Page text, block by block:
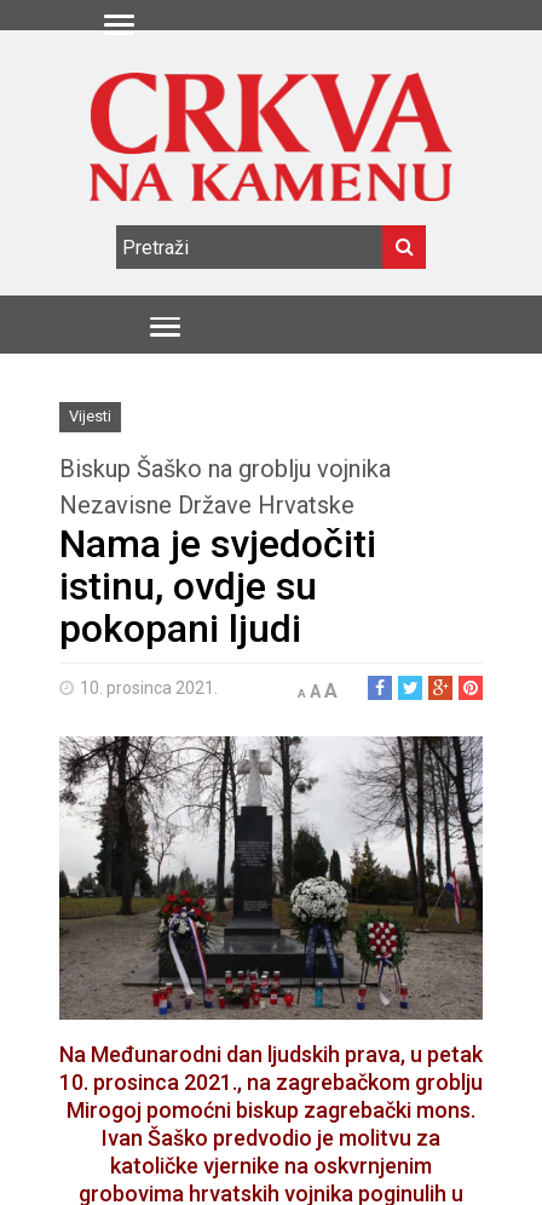
Vijesti
Biskup Šaško na groblju vojnika
Nezavisne Države Hrvatske
Nama je svjedočiti
istinu, ovdje su
pokopani ljudi
10. prosinca 2021. A AA
Na Međunarodni dan ljudskih prava, u petak
10. prosinca 2021., na zagrebačkom groblju
Mirogoj pomoćni biskup zagrebački mons.
Ivan Šaško predvodio je molitvu za
katoličke vjernike na oskvrnjenim
grobovima hrvatskih vojnika poginulih u